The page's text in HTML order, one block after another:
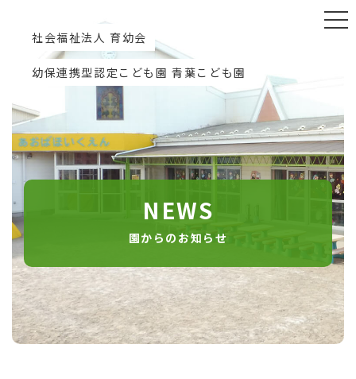
社会福祉法人 育幼会
幼保連携型認定こども園 青葉こども園
NEWS
園からのお知らせ